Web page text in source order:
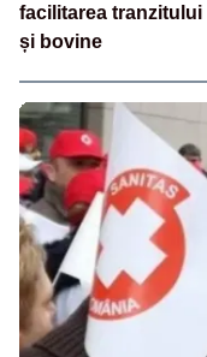
facilitarea
și bovine